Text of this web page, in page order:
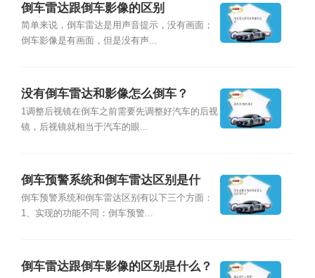
倒车雷达跟倒车影像的区别
简单来说，倒车雷达是用声音提示，没有画面；
倒车影像是有画面，但是没有声...
没有倒车雷达和影像怎么倒车？
1调整后视镜在倒车之前需要先调整好汽车的后视
镜，后视镜就相当于汽车的眼...
倒车预警系统和倒车雷达区别是什
么？
倒车预警系统和倒车雷达区别有以下三个方面：
1、实现的功能不同：倒车预警...
倒车雷达跟倒车影像的区别是什么？